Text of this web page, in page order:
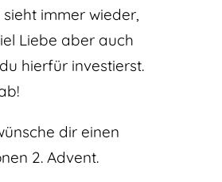
sieht immer wieder,
Liebe aber auch
hierfür investierst.
dir einen
2. Advent.